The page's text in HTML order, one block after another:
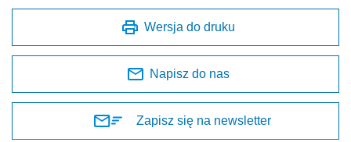
Wersja do druku
Napisz do nas
Zapisz się na newsletter